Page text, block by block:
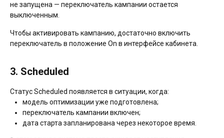
не запущена — переключатель кампании остается
выключенным.
Чтобы активировать кампанию, достаточно включить
переключатель в положение On в интерфейсе кабинета.
3. Scheduled
Статус Scheduled появляется в ситуации, когда:
модель оптимизации уже подготовлена;
переключатель кампании включен;
дата старта запланирована через некоторое время.